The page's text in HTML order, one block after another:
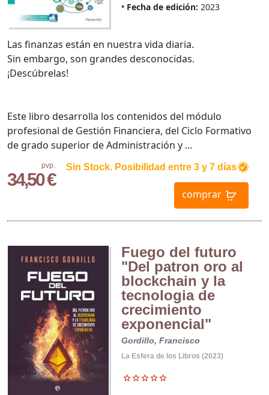
Fecha de edición: 2023
pvp.
34,50 €
Sin Stock. Posibilidad entre 3 y 7 días
comprar
Las finanzas están en nuestra vida diaria.
Sin embargo, son grandes desconocidas.
¡Descúbrelas!
Este libro desarrolla los contenidos del módulo
profesional de Gestión Financiera, del Ciclo Formativo
de grado superior de Administración y ...
Fuego del futuro
"Del patron oro al
blockchain y la
tecnologia de
crecimiento
exponencial"
Gordillo, Francisco
La Esfera de los Libros (2023)